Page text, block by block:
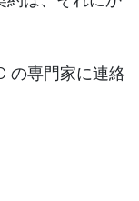
の専門家に連絡